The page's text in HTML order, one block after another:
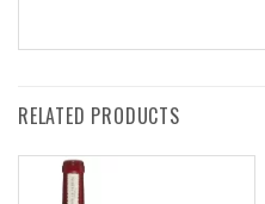
RELATED PRODUCTS